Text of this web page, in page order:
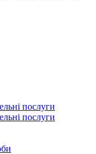
послуги
послуги